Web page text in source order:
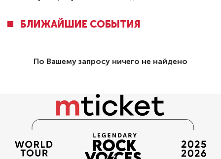
БЛИЖАЙШИЕ СОБЫТИЯ
По Вашему запросу ничего не найдено